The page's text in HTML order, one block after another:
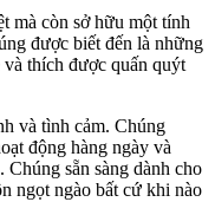
mà còn sở hữu một tính
được biết đến là những
thích được quấn quýt
và tình cảm. Chúng
động hàng ngày và
sẵn sàng dành cho
ngọt ngào bất cứ khi nào